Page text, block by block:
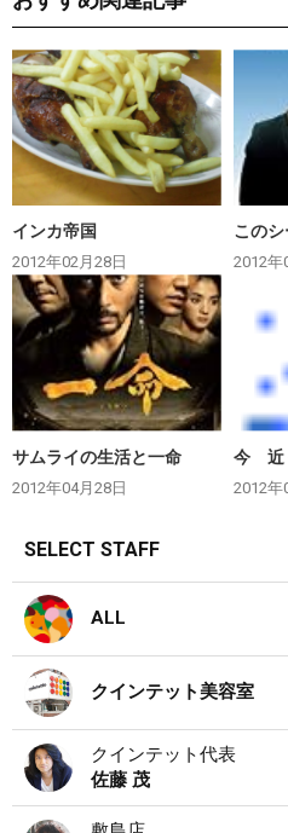
インカ帝国
2012年02月28日
このシ
2012年
サムライの生活と一命
2012年04月28日
今 近
2012年
SELECT STAFF
ALL
クインテット美容室
クインテット代表
佐藤 茂